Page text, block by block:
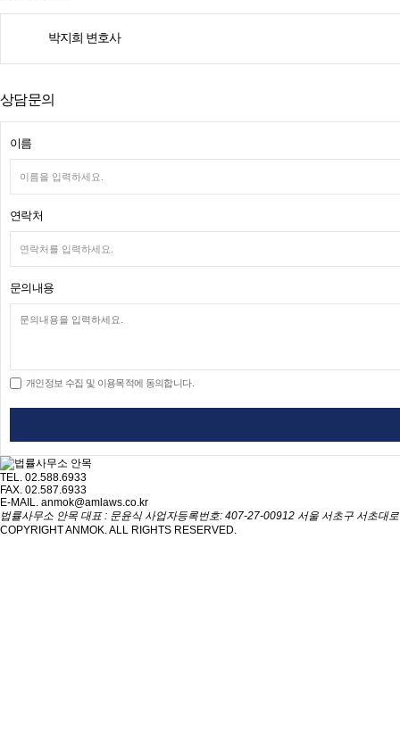
박지희 변호사
상담문의
이름
연락처
문의내용
개인정보 수집 및 이용목적에 동의합니다.
TEL. 02.588.6933
FAX. 02.587.6933
E-MAIL. anmok@amlaws.co.kr
법률사무소 안목 대표 : 문윤식 사업자등록번호: 407-27-00912 서울 서초구 서초대
COPYRIGHT ANMOK. ALL RIGHTS RESERVED.